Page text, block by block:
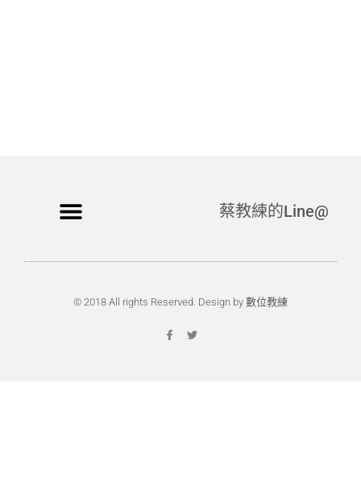
蔡教練的Line@
© 2018 All rights Reserved. Design by 數位教練